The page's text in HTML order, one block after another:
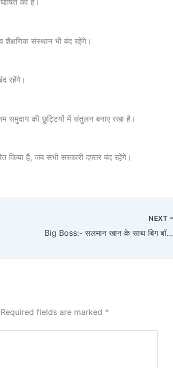
शैक्षणिक संस्थान भी बंद रहेंगे।
रहेंगे।
की छुट्टियों में संतुलन बनाए रखा है।
किया है, जब सभी सरकारी दफ्तर बंद रहेंगे।
NEXT
Big Boss:- सलमान खान के साथ बिग बॉस 19 में कौन-कौन हैं? जानें कंटेस्टेंट्स की पूरी और अंतिम लिस्ट
Required fields are marked *